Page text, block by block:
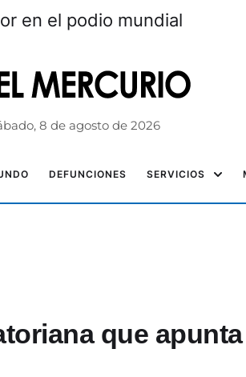
en el podio mundial
8 de agosto de 2026
DEFUNCIONES SERVICIOS
que